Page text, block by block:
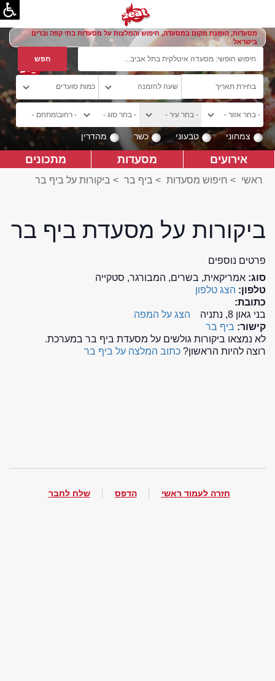
מסעדות, הזמנת מקום במסעדה, חיפוש והמלצות על מסעדות בתי קפה וברים
בישראל
צמחוני טבעוני כשר מהדרין
אירועים מסעדות מתכונים
ראשי > חיפוש מסעדות > ביף בר > ביקורות על ביף בר
ביקורות על מסעדת ביף בר
פרטים נוספים
סוג: אמריקאית, בשרים, המבורגר, סטקייה
טלפון: הצג טלפון
כתובת:
בני גאון 8, נתניה
הצג על המפה
קישור: ביף בר
לא נמצאו ביקורות גולשים על מסעדת ביף בר במערכת.
רוצה להיות הראשון? כתוב המלצה על ביף בר
חזרה לעמוד ראשי הדפס שלח לחבר